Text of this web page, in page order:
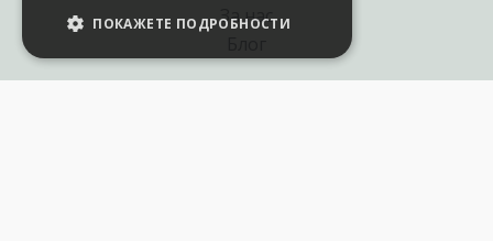
За нас
ПОКАЖЕТЕ ПОДРОБНОСТИ